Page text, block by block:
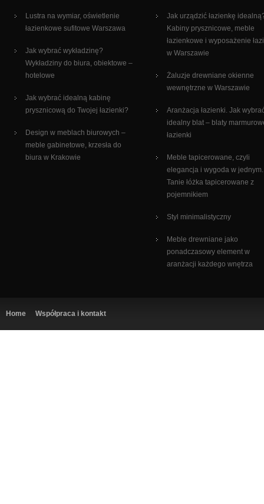
Lustra na wymiar, oświetlenie
łazienkowe sufitowe Warszawa
Jak wybrać wykładzinę?
Wykładziny do biura, obiektowe –
hotelowe
Jak wybrać idealną kabinę
prysznicową do Twojej łazienki?
Design w meblach biurowych –
meble gabinetowe, krzesła do
biura w Krakowie
Jak urządzić łazienkę
Kabiny prysznicowe, meble
łazienkowe i wyposażenie
w Warszawie
Żaluzje drewniane okienne
wewnętrzne w Warszawie
Aranżacja łazienki. Jak
idealny blat – blaty
łazienki
Meble tapicerowane, czyli
elegancja i wygoda w jednym.
Tanie łóżka tapicerowane z
pojemnikiem
Styl minimalistyczny
Meble drewniane jako
ponadczasowy element w
aranżacji każdego wnętrza
Home Współpraca i kontakt